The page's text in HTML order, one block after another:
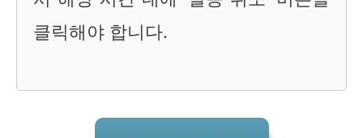
클릭해야 합니다.